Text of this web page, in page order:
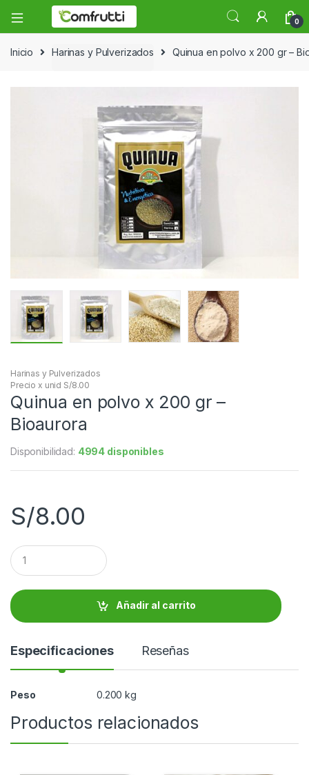
0
Inicio Harinas y Pulverizados Quinua en polvo x 200 gr –
Harinas y Pulverizados
Precio x unid S/8.00
Quinua en polvo x 200 gr –
Bioaurora
Disponibilidad: 4994 disponibles
S/8.00
C
a
n
i
d
Añadir al carrito
Especificaciones Reseñas
Peso 0.200 kg
Productos relacionados